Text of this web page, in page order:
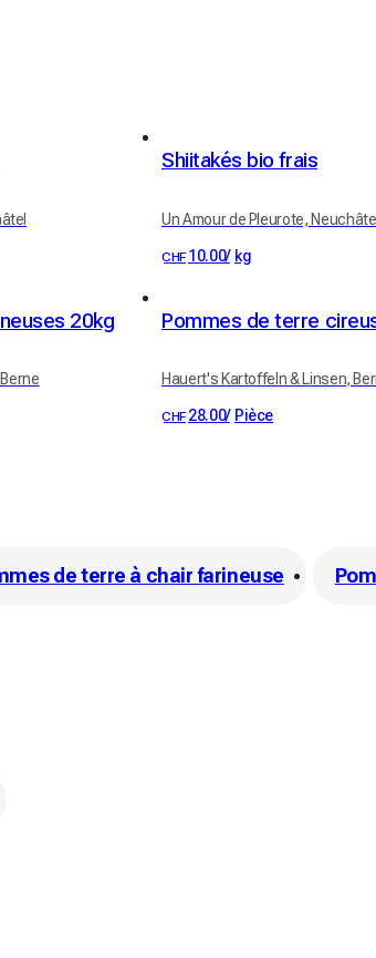
Shiitakés bio frais
Un Amour de Pleurote,
CHF 10.00/ kg
20kg Pommes de terre
Hauert's Kartoffeln & Linsen,
CHF 28.00/ Pièce
de terre à chair farineuse